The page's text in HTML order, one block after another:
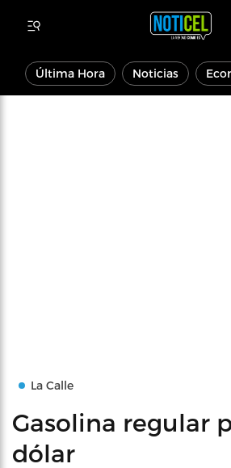
Última Hora Noticias
La Calle
Gasolina regular
dólar